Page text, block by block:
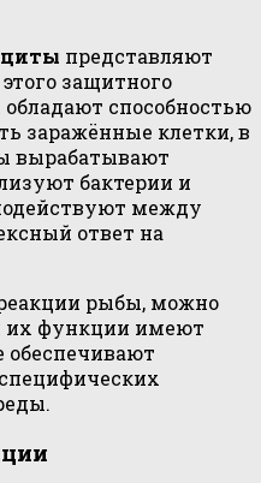
представляют
защитного
способностью
заражённые клетки, в
вырабатывают
бактерии и
между
ответ на
рыбы, можно
их функции имеют
обеспечивают